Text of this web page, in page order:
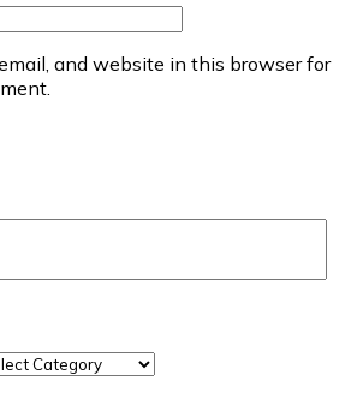
and website in this browser for